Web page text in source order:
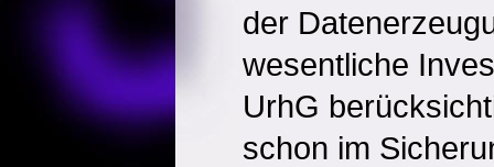
der
wesentliche
UrhG
schon im